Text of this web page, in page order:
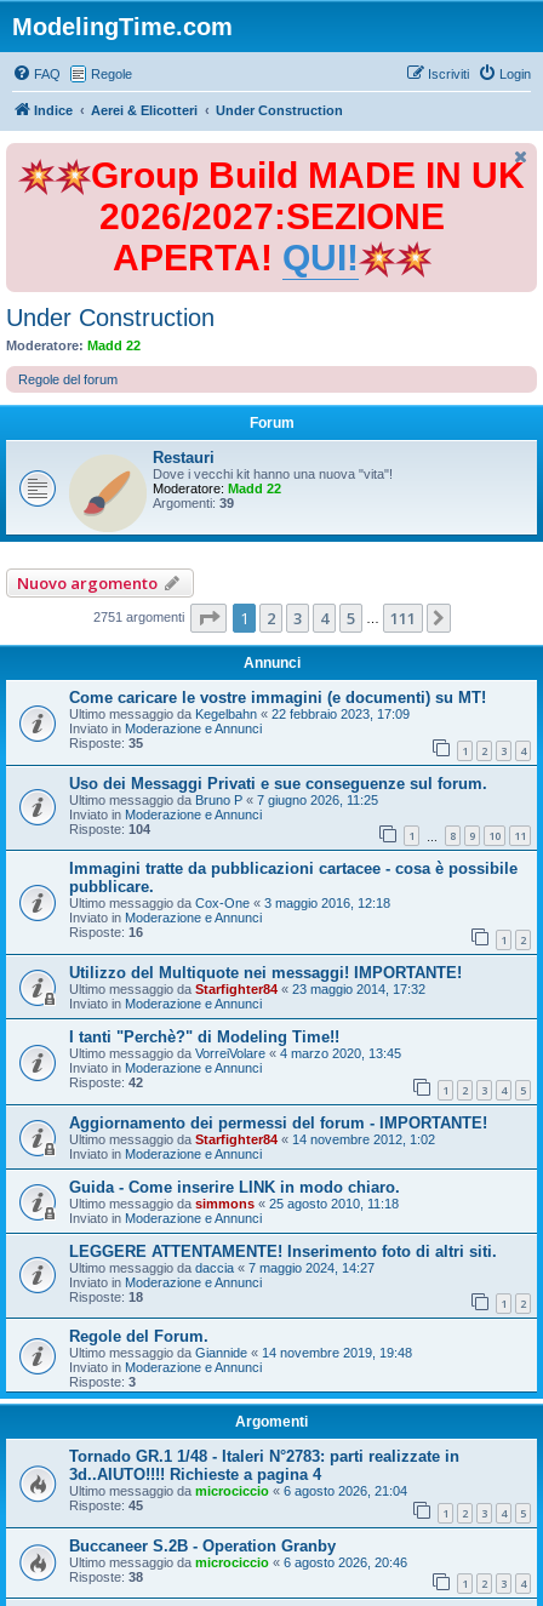
ModelingTime.com
FAQ Regole Login
Iscriviti
Indice Aerei & Elicotteri Under Construction
Group Build MADE IN UK
2026/2027:SEZIONE
APERTA! QUI!
Under Construction
Moderatore: Madd 22
Regole del forum
Forum
Restauri
Dove i vecchi kit hanno una nuova "vita"!
Moderatore: Madd 22
Argomenti: 39
Nuovo argomento
2751 argomenti Pagina di 111
1 2 3 4 5 111
Annunci
Come caricare le vostre immagini (e documenti) su MT!
Ultimo messaggio da Kegelbahn « 22 febbraio 2023, 17:09
Inviato in Moderazione e Annunci
Risposte: 35 1 2 3 4
Uso dei Messaggi Privati e sue conseguenze sul forum.
Ultimo messaggio da Bruno P « 7 giugno 2026, 11:25
Inviato in Moderazione e Annunci
Risposte: 104 1 8 9 10 11
Immagini tratte da pubblicazioni cartacee - cosa è possibile
pubblicare.
Ultimo messaggio da Cox-One « 3 maggio 2016, 12:18
Inviato in Moderazione e Annunci
Risposte: 16 1 2
Utilizzo del Multiquote nei messaggi! IMPORTANTE!
Ultimo messaggio da Starfighter84 « 23 maggio 2014, 17:32
Inviato in Moderazione e Annunci
I tanti "Perchè?" di Modeling Time!!
Ultimo messaggio da VorreiVolare « 4 marzo 2020, 13:45
Inviato in Moderazione e Annunci
Risposte: 42 1 2 3 4 5
Aggiornamento dei permessi del forum - IMPORTANTE!
Ultimo messaggio da Starfighter84 « 14 novembre 2012, 1:02
Inviato in Moderazione e Annunci
Guida - Come inserire LINK in modo chiaro.
Ultimo messaggio da simmons « 25 agosto 2010, 11:18
Inviato in Moderazione e Annunci
LEGGERE ATTENTAMENTE! Inserimento foto di altri siti.
Ultimo messaggio da daccia « 7 maggio 2024, 14:27
Inviato in Moderazione e Annunci
Risposte: 18 1 2
Regole del Forum.
Ultimo messaggio da Giannide « 14 novembre 2019, 19:48
Inviato in Moderazione e Annunci
Risposte: 3
Argomenti
Tornado GR.1 1/48 - Italeri N°2783: parti realizzate in
3d..AIUTO!!!! Richieste a pagina 4
Ultimo messaggio da microciccio « 6 agosto 2026, 21:04
Risposte: 45 1 2 3 4 5
Buccaneer S.2B - Operation Granby
Ultimo messaggio da microciccio « 6 agosto 2026, 20:46
Risposte: 38 1 2 3 4